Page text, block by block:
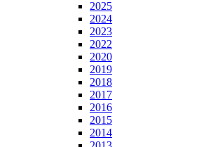
2025
2024
2023
2022
2020
2019
2018
2017
2016
2015
2014